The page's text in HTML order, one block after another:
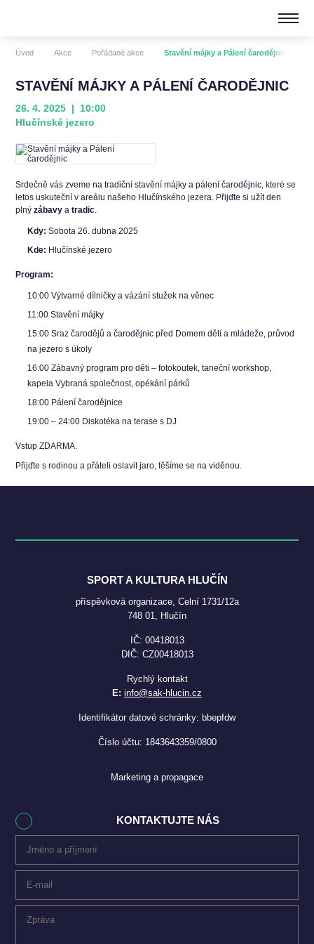
Úvod Akce Pořádané akce Stavění májky a Pálení čarodějnic
STAVĚNÍ MÁJKY A PÁLENÍ ČARODĚJNIC
26. 4. 2025 | 10:00
Hlučínské jezero
Srdečně vás zveme na tradiční stavění májky a pálení čarodějnic, které se
letos uskuteční v areálu našeho Hlučínského jezera. Přijďte si užít den
plnýzábavy atradic.
Kdy: Sobota 26. dubna 2025
Kde: Hlučínské jezero
Program:
10:00 Výtvarné dílničky a vázání stužek na věnec
11:00 Stavění májky
15:00 Sraz čarodějů a čarodějnic před Domem dětí a mládeže, průvod
na jezero s úkoly
16:00 Zábavný program pro děti – fotokoutek, taneční workshop,
kapela Vybraná společnost, opékání párků
18:00 Pálení čarodějnice
19:00 – 24:00 Diskotéka na terase s DJ
Vstup ZDARMA.
Přijďte s rodinou a přáteli oslavit jaro, těšíme se na viděnou.
SPORT A KULTURA HLUČÍN
příspěvková organizace, Celní 1731/12a
748 01, Hlučín
IČ: 00418013
DIČ: CZ00418013
Rychlý kontakt
E: info@sak-hlucin.cz
Identifikátor datové schránky: bbepfdw
Číslo účtu: 1843643359/0800
Marketing a propagace
KONTAKTUJTE NÁS